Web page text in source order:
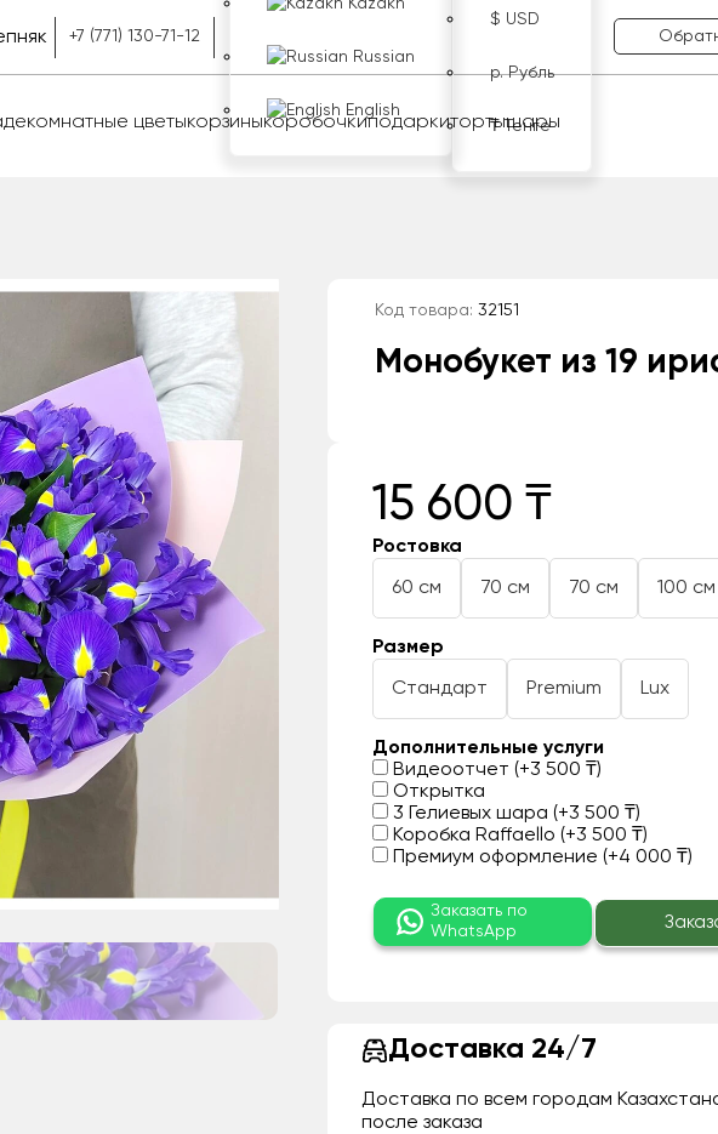
+7 (771) 130-71-12
Kazakh
Russian
English
$ USD
р. Рубль
₸ Тенге
комнатные цветыкорзиныкоробочкиподаркитортышары
Код товара: 32151
Монобукет из 19
15 600 ₸
Ростовка
60 см 70 см 70 см 100 см
Размер
Стандарт Premium Lux
Дополнительные услуги
Видеоотчет (+3 500 ₸)
Открытка
3 Гелиевых шара (+3 500 ₸)
Коробка Raffaello (+3 500 ₸)
Премиум оформление (+4 000 ₸)
Заказать по
WhatsApp
Доставка 24/7
Доставка по всем городам
после заказа